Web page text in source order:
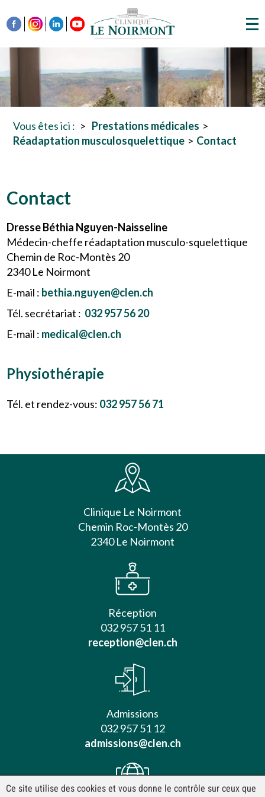
Vous êtes ici :
Prestations médicales
Réadaptation musculosquelettique
Contact
Contact
Dresse Béthia Nguyen-Naisseline
Médecin-cheffe réadaptation musculo-squelettique
Chemin de Roc-Montès 20
2340 Le Noirmont
E-mail : bethia.nguyen@clen.ch
Tél. secrétariat : 032 957 56 20
E-mail : medical@clen.ch
Physiothérapie
Tél. et rendez-vous: 032 957 56 71
Clinique Le Noirmont
Chemin Roc-Montès 20
2340 Le Noirmont
Réception
032 957 51 11
reception@clen.ch
Admissions
032 957 51 12
admissions@clen.ch
Ce site utilise des cookies et vous donne le contrôle sur ceux que